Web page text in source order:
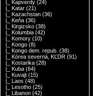
|_ Kapverdy (24)
|_ Katar (21)
|_ Kazachstan (36)
|_ Keňa (36)
|_ Kirgizsko (38)
|_ Kolumbia (42)
|_ Komory (10)
|_ Kongo (8)
|_ Kongo dem. repub. (38)
|_ Kórea severná, KĽDR (91)
|_ Kostarika (28)
|_ Kuba (64)
|_ Kuvajt (15)
|_ Laos (48)
|_ Lesotho (25)
|_ Libanon (42)